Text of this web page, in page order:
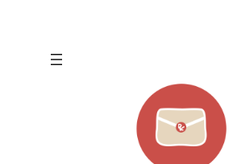
contenu